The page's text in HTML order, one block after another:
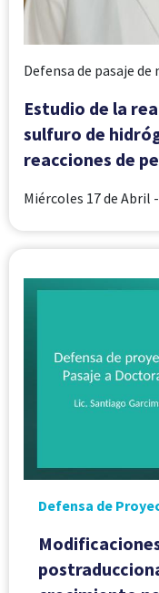
Defensa de pasaje
Estudio de la
sulfuro de
reacciones de
Miércoles 17 de Abril
Defensa de